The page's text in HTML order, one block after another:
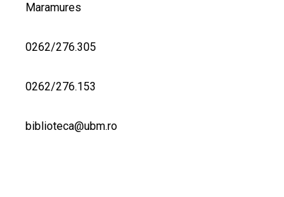
Maramures
0262/276.305
0262/276.153
biblioteca@ubm.ro